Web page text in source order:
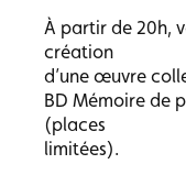
À partir de 20h,
création
d’une œuvre
BD Mémoire de
(places
limitées).